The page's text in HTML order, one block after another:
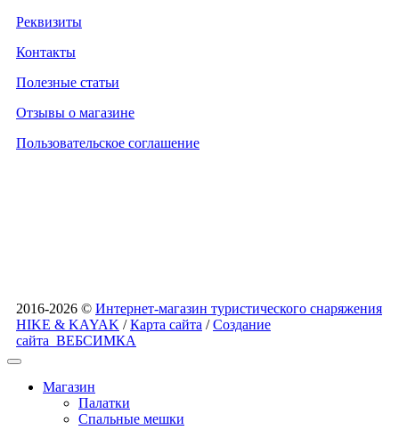
Реквизиты
Контакты
Полезные статьи
Отзывы о магазине
Пользовательское соглашение
2016-2026 © Интернет-магазин туристического снаряжения
HIKE & KAYAK /Карта сайта /Создание
сайта ВЕБСИМКА
Магазин
Палатки
Спальные мешки